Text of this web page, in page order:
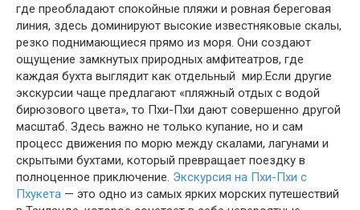
где преобладают спокойные пляжи и ровная береговая
линия, здесь доминируют высокие известняковые скалы,
резко поднимающиеся прямо из моря. Они создают
ощущение замкнутых природных амфитеатров, где
каждая бухта выглядит как отдельный мир.Если другие
экскурсии чаще предлагают «пляжный отдых с водой
бирюзового цвета», то Пхи-Пхи дают совершенно другой
масштаб. Здесь важно не только купание, но и сам
процесс движения по морю между скалами, лагунами и
скрытыми бухтами, который превращает поездку в
полноценное приключение. Экскурсия на Пхи-Пхи с
Пхукета — это одно из самых ярких морских путешествий